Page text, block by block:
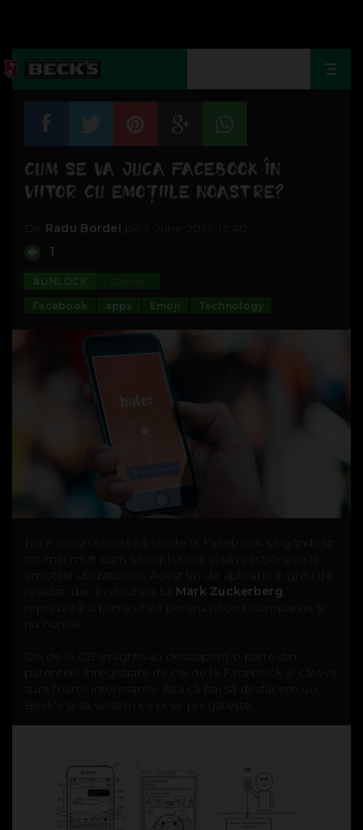
CUM SE VA JUCA FACEBOOK ÎN
VIITOR CU EMOȚIILE NOASTRE?
Radu Bordei pe 9 June 2017, 13:40
1
#UNLOCK
Games
Facebook
apps Emoji Technology
Nu e niciun secret că cei de la Facebook se gândesc
tot mai mult cum să captureze și să reacționeze la
emoțiile utilizatorilor. Acest tip de aplicație e greu de
realizat, dar, în viziunea lui Mark Zuckerberg
reprezintă o parte vitală pentru viitorul companiei și
Cei de la CB Insights au descoperit o parte din
patentele înregistrate de cei de la Facebook și câteva
sunt foarte interesante. Așa că hai să desfacem un
Beck’s și să vedem ce ni se pregătește.